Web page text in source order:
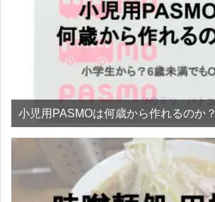
小児用PASMOは何歳から作れるのか？